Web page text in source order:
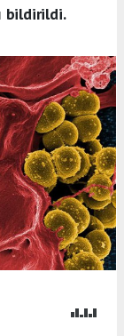
bildirildi.